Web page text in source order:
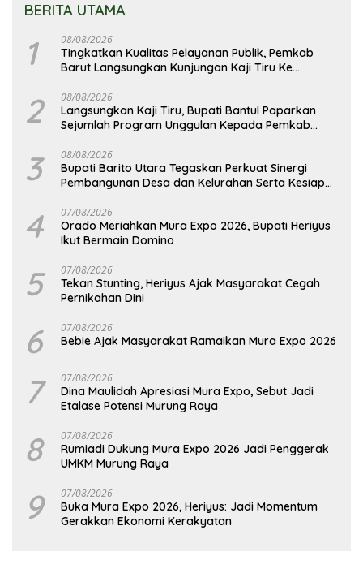
BERITA UTAMA
1 08/08/2026
Tingkatkan Kualitas Pelayanan Publik, Pemkab
Barut Langsungkan Kunjungan Kaji Tiru Ke
2 08/08/2026
Langsungkan Kaji Tiru, Bupati Bantul Paparkan
Sejumlah Program Unggulan Kepada Pemkab
3 08/08/2026
Bupati Barito Utara Tegaskan Perkuat Sinergi
Pembangunan Desa dan Kelurahan Serta Kesiapan
4 07/08/2026
Orado Meriahkan Mura Expo 2026, Bupati Heriyus
Ikut Bermain Domino
5 07/08/2026
Tekan Stunting, Heriyus Ajak Masyarakat Cegah
Pernikahan Dini
6 07/08/2026
Bebie Ajak Masyarakat Ramaikan Mura Expo 2026
7 07/08/2026
Dina Maulidah Apresiasi Mura Expo, Sebut Jadi
Etalase Potensi Murung Raya
8 07/08/2026
Rumiadi Dukung Mura Expo 2026 Jadi Penggerak
UMKM Murung Raya
9 07/08/2026
Buka Mura Expo 2026, Heriyus: Jadi Momentum
Gerakkan Ekonomi Kerakyatan